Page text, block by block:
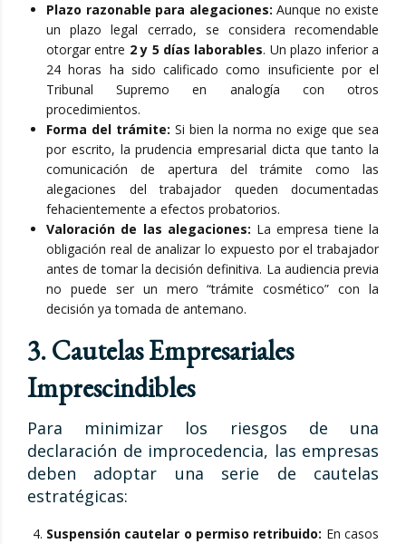
Plazo razonable para alegaciones: Aunque no existe
un plazo legal cerrado, se considera recomendable
otorgar entre 2 y 5 días laborables. Un plazo inferior a
24 horas ha sido calificado como insuficiente por el
Tribunal Supremo en analogía con otros
procedimientos.
Forma del trámite: Si bien la norma no exige que sea
por escrito, la prudencia empresarial dicta que tanto la
comunicación de apertura del trámite como las
alegaciones del trabajador queden documentadas
fehacientemente a efectos probatorios.
Valoración de las alegaciones: La empresa tiene la
obligación real de analizar lo expuesto por el trabajador
antes de tomar la decisión definitiva. La audiencia previa
no puede ser un mero “trámite cosmético” con la
decisión ya tomada de antemano.
3. Cautelas Empresariales
Imprescindibles
Para minimizar los riesgos de una
declaración de improcedencia, las empresas
deben adoptar una serie de cautelas
estratégicas:
Suspensión cautelar o permiso retribuido: En casos